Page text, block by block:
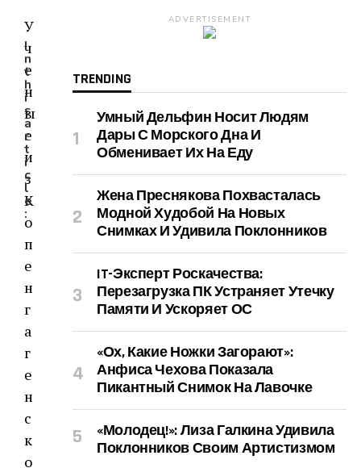
У
ч
е
н
ы
е
и
з
К
о
п
е
н
г
а
г
е
н
с
к
о
I
n
t
h
i
s
a
r
t
i
c
l
e
:
ADVERTISEMENT
TRENDING
Умный Дельфин Носит Людям
Дары С Морского Дна И
Обменивает Их На Еду
Жена Преснякова Похвасталась
Модной Худобой На Новых
Снимках И Удивила Поклонников
IT-Эксперт Роскачества:
Перезагрузка ПК Устраняет Утечку
Памяти И Ускоряет ОС
«Ох, Какие Ножки Загорают»:
Анфиса Чехова Показала
Пикантный Снимок На Лавочке
«Молодец!»: Лиза Галкина Удивила
Поклонников Своим Артистизмом